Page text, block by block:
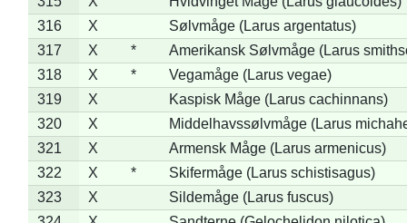
316
X
Sølvmåge (Larus argentatus)
317
X *
Amerikansk Sølvmåge (Larus
318
X *
Vegamåge (Larus vegae)
319
X
Kaspisk Måge (Larus cachinnans)
320
X
Middelhavssølvmåge (Larus
321
X
Armensk Måge (Larus armenicus)
322
X *
Skifermåge (Larus schistisagus)
323
X
Sildemåge (Larus fuscus)